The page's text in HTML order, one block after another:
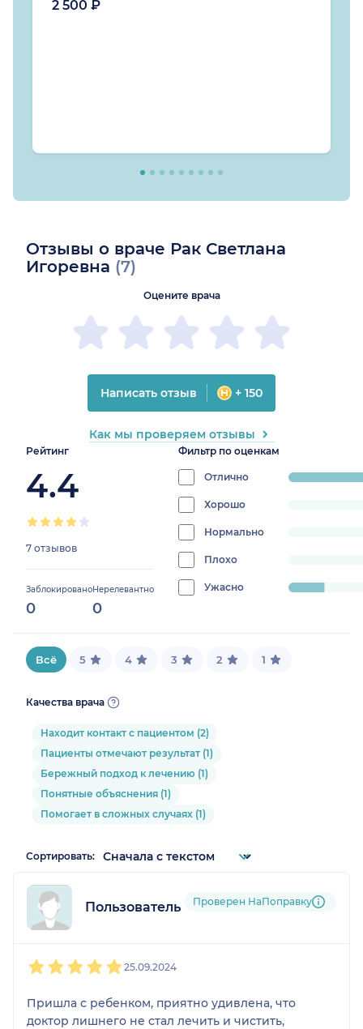
2 500 ₽
Отзывы о враче Рак Светлана
Игоревна (7)
Рейтинг
4.4
7 отзывов
Заблокировано
0
Нерелевантно
0
Фильтр по оценкам
Отлично
progress:
Хорошо
0%
Нормально
0%
Плохо
0%
Ужасно
progress:
14.285714285714285%
Оцените врача
Написать отзыв + 150
Как мы проверяем отзывы
Всё 5 4 3 2 1
Качества врача
Находит контакт с пациентом (2)
Пациенты отмечают результат (1)
Бережный подход к лечению (1)
Понятные объяснения (1)
Помогает в сложных случаях (1)
Сортировать:
Пользователь НаПоправку
Проверен НаПоправку
25.09.2024
Пришла с ребенком, приятно удивлена, что
доктор лишнего не стал лечить и чистить,